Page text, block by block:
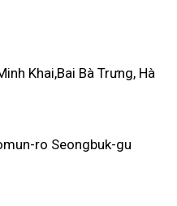
Khai,Bai Bà Trưng, Hà
ro Seongbuk-gu